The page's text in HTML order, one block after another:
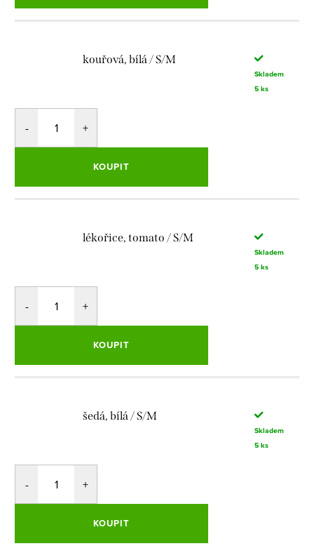
kouřová, bílá / S/M
Skladem
5 ks
KOUPIT
lékořice, tomato / S/M
Skladem
5 ks
KOUPIT
šedá, bílá / S/M
Skladem
5 ks
KOUPIT